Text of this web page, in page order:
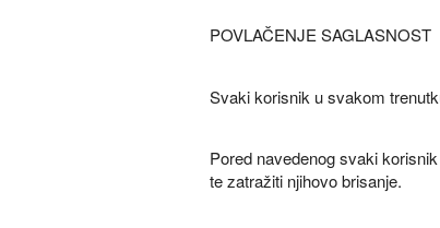
POVLAČENJE SAGLASNOST
Svaki korisnik u svakom
Pored navedenog svaki
te zatražiti njihovo brisanje.